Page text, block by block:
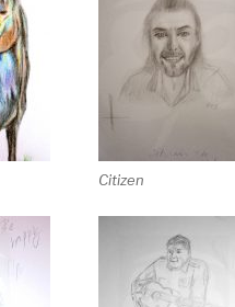
Citizen